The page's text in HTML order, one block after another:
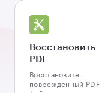
Восстановить
PDF
Восстановите
поврежденный PDF